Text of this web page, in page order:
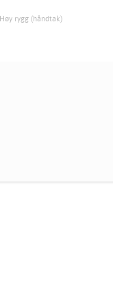
rygg (håndtak)